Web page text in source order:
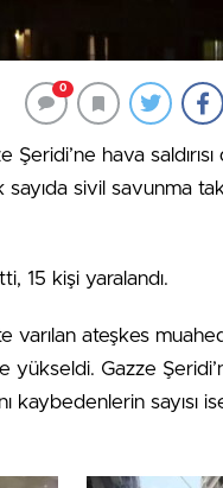
0
Şeridi’ne hava
sivil savunma
15 kişi yaralandı.
varılan ateşkes
yükseldi. Gazze
kaybedenlerin sayısı